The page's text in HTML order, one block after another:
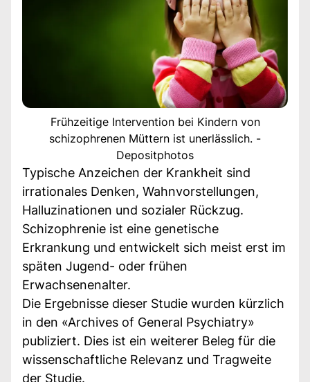
Frühzeitige Intervention bei Kindern von
schizophrenen Müttern ist unerlässlich. -
Depositphotos
Typische Anzeichen der Krankheit sind
irrationales Denken, Wahnvorstellungen,
Halluzinationen und sozialer Rückzug.
Schizophrenie ist eine genetische
Erkrankung und entwickelt sich meist erst im
späten Jugend- oder frühen
Erwachsenenalter.
Die Ergebnisse dieser Studie wurden kürzlich
in den «Archives of General Psychiatry»
publiziert. Dies ist ein weiterer Beleg für die
wissenschaftliche Relevanz und Tragweite
der Studie.